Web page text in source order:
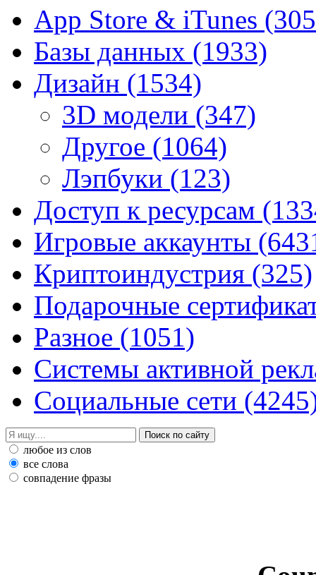
App Store & iTunes
Базы данных (1933)
Дизайн (1534)
3D модели (347)
Другое (1064)
Лэпбуки (123)
Доступ к ресурсам
Игровые аккаунты
Криптоиндустрия (325)
Подарочные
Разное (1051)
Системы активной
Социальные сети
любое из слов
все слова
совпадение фразы